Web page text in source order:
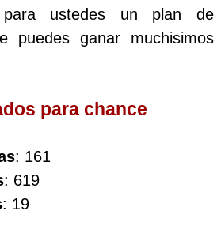
para ustedes un plan de
puedes ganar muchisimos
para chance
: 161
: 619
: 19